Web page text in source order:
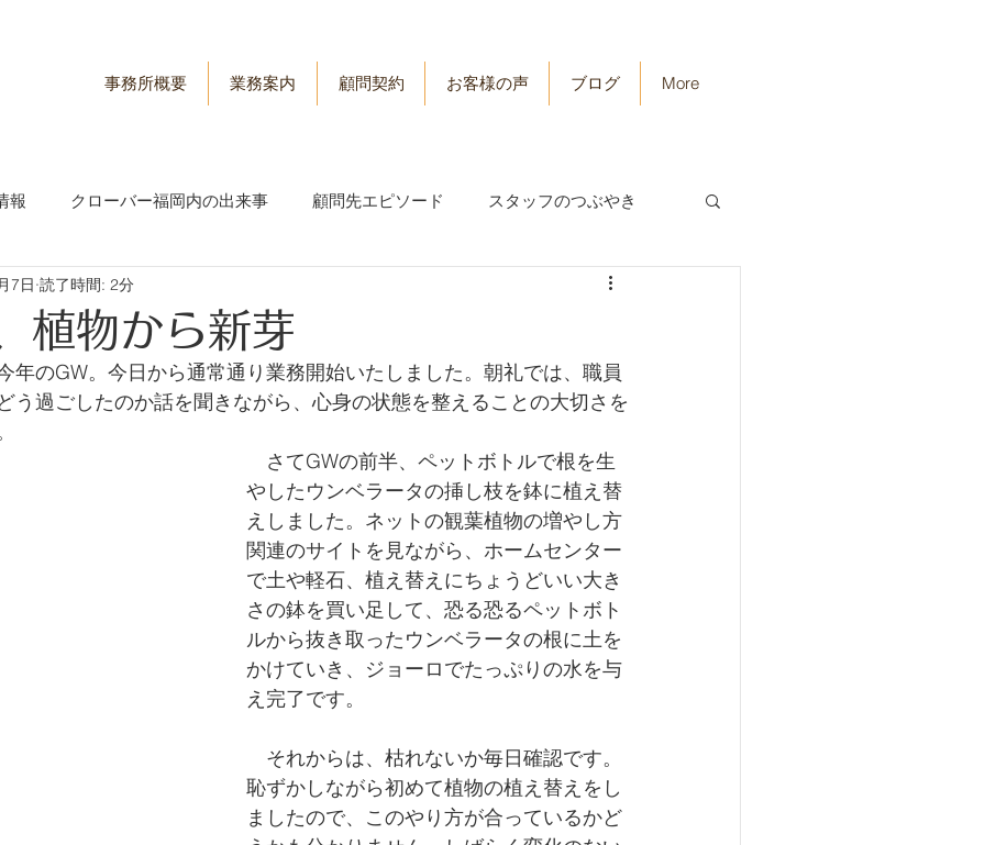
事務所概要 業務案内 顧問契約 お客様の声 ブログ More
報 クローバー福岡内の出来事 顧問先エピソード スタッフのつぶやき
報 労務管理情報
植物から新芽
7日 読了時間: 2分
のGW。今日から通常通り業務開始いたしました。朝礼では、職員
う過ごしたのか話を聞きながら、心身の状態を整えることの大切さを
さてGWの前半、ペットボトルで根を生
やしたウンベラータの挿し枝を鉢に植え替
えしました。ネットの観葉植物の増やし方
関連のサイトを見ながら、ホームセンター
で土や軽石、植え替えにちょうどいい大き
さの鉢を買い足して、恐る恐るペットボト
ルから抜き取ったウンベラータの根に土を
かけていき、ジョーロでたっぷりの水を与
え完了です。
それからは、枯れないか毎日確認です。
恥ずかしながら初めて植物の植え替えをし
ましたので、このやり方が合っているかど